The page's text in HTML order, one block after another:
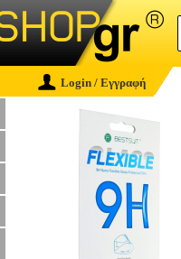
Login / Εγγραφή